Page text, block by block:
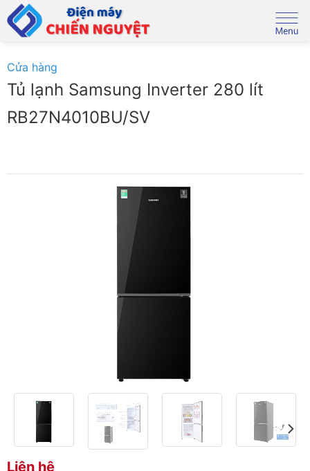
Skip
to
Cửa hàng
Tủ lạnh Samsung Inverter 280 lít
RB27N4010BU/SV
Liên hệ